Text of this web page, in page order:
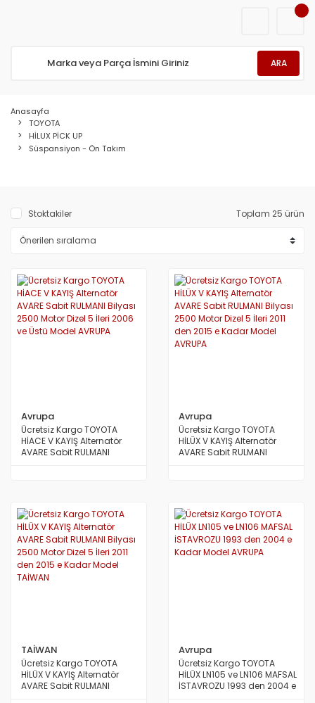
ARA
Anasayfa
TOYOTA
HİLUX PİCK UP
Süspansiyon - Ön Takım
Stoktakiler Toplam 25 ürün
Avrupa
Ücretsiz Kargo TOYOTA
HİACE V KAYIŞ Alternatör
AVARE Sabit RULMANI
Avrupa
Ücretsiz Kargo TOYOTA
HİLÜX V KAYIŞ Alternatör
AVARE Sabit RULMANI
TAİWAN
Ücretsiz Kargo TOYOTA
HİLÜX V KAYIŞ Alternatör
AVARE Sabit RULMANI
Avrupa
Ücretsiz Kargo TOYOTA
HİLÜX LN105 ve LN106 MAFSAL
İSTAVROZU 1993 den 2004 e